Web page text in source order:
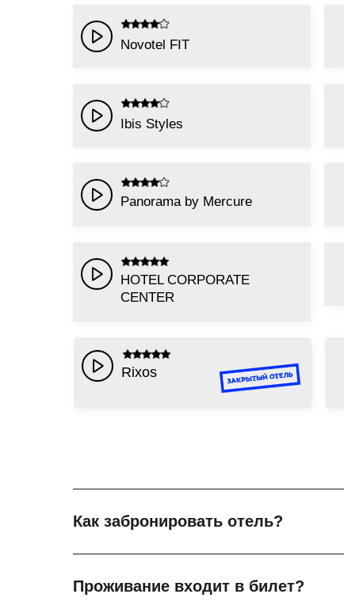
Novotel FIT
Ibis Styles
Panorama by Mercure
HOTEL CORPORATE
CENTER
Rixos
Как забронировать отель?
Проживание входит в билет?